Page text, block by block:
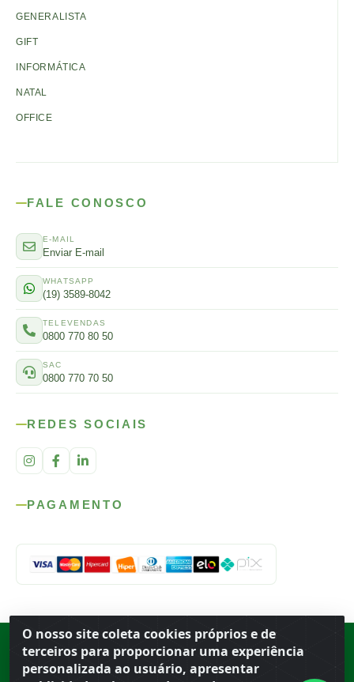
O nosso site coleta cookies próprios e de
terceiros para proporcionar uma experiência
personalizada ao usuário, apresentar
GENERALISTA
GIFT
INFORMÁTICA
NATAL
OFFICE
FALE CONOSCO
E-MAIL
Enviar E-mail
WHATSAPP
(19) 3589-8042
TELEVENDAS
0800 770 80 50
SAC
0800 770 70 50
REDES SOCIAIS
PAGAMENTO
Rod. SP-215, s/n, km 98 — Área Rural Porto Ferreira ·BR
· CEP
· CNPJ 56.679.863/0001-91
© 2026 Atacado Ideal